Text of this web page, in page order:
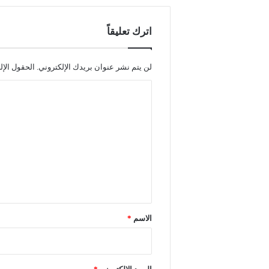
اترك تعليقاً
لن يتم نشر عنوان بريدك الإلكتروني. الحقول
*
الاسم *